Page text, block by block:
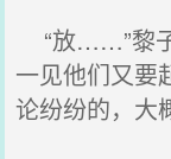
“放……”黎
一见他们又要
论纷纷的，大